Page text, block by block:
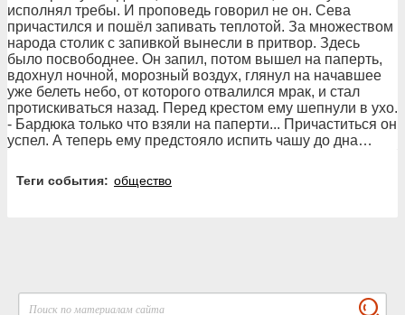
Теги события: общество